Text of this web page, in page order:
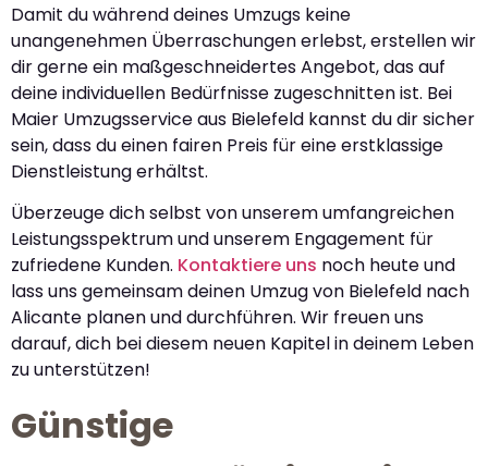
Damit du während deines Umzugs keine
unangenehmen Überraschungen erlebst, erstellen wir
dir gerne ein maßgeschneidertes Angebot, das auf
deine individuellen Bedürfnisse zugeschnitten ist. Bei
Maier Umzugsservice aus Bielefeld kannst du dir sicher
sein, dass du einen fairen Preis für eine erstklassige
Dienstleistung erhältst.
Überzeuge dich selbst von unserem umfangreichen
Leistungsspektrum und unserem Engagement für
zufriedene Kunden. Kontaktiere uns noch heute und
lass uns gemeinsam deinen Umzug von Bielefeld nach
Alicante planen und durchführen. Wir freuen uns
darauf, dich bei diesem neuen Kapitel in deinem Leben
zu unterstützen!
Günstige